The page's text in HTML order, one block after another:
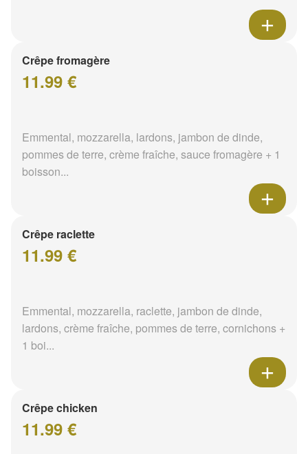
Crêpe fromagère
11.99 €
Emmental, mozzarella, lardons, jambon de dinde,
pommes de terre, crème fraîche, sauce fromagère + 1
boisson...
Crêpe raclette
11.99 €
Emmental, mozzarella, raclette, jambon de dinde,
lardons, crème fraîche, pommes de terre, cornichons +
1 boi...
Crêpe chicken
11.99 €